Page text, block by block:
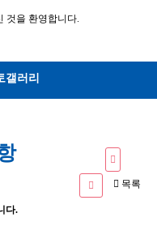
갤러리
목록
다.